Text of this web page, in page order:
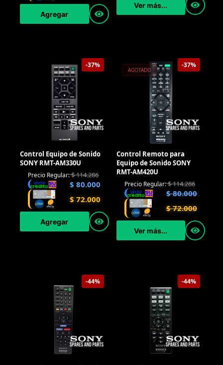
Agregar
Ver más...
-37%
Control Equipo de Sonido
SONY RMT-AM330U
Precio Regular:$114.286
$ 80.000
$ 72.000
Agregar
-37%
AGOTADO
Control Remoto para
Equipo de Sonido SONY
RMT-AM420U
Precio Regular:$114.286
$80.000
$72.000
Ver más...
-44% -44%